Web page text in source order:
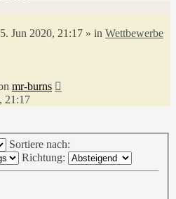
Jun 2020, 21:17 » in Wettbewerbe
mr-burns
21:17
Sortiere nach:
Richtung: